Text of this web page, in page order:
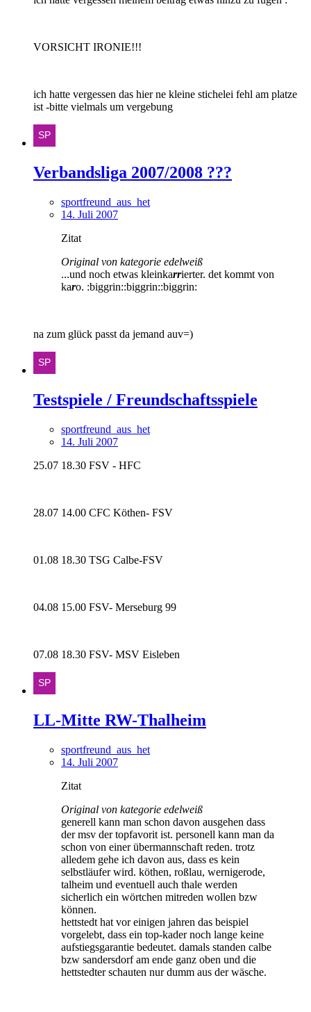
VORSICHT IRONIE!!!
ich hatte vergessen das hier ne kleine stichelei fehl am platze
ist -bitte vielmals um vergebung
Verbandsliga 2007/2008 ???
sportfreund_aus_het
14. Juli 2007
Zitat
Original von kategorie edelweiß
...und noch etwas kleinkarrierter. det kommt von
karo. :biggrin::biggrin::biggrin:
na zum glück passt da jemand auv=)
Testspiele / Freundschaftsspiele
sportfreund_aus_het
14. Juli 2007
25.07 18.30 FSV - HFC
28.07 14.00 CFC Köthen- FSV
01.08 18.30 TSG Calbe-FSV
04.08 15.00 FSV- Merseburg 99
07.08 18.30 FSV- MSV Eisleben
LL-Mitte RW-Thalheim
sportfreund_aus_het
14. Juli 2007
Zitat
Original von kategorie edelweiß
generell kann man schon davon ausgehen dass
der msv der topfavorit ist. personell kann man da
schon von einer übermannschaft reden. trotz
alledem gehe ich davon aus, dass es kein
selbstläufer wird. köthen, roßlau, wernigerode,
talheim und eventuell auch thale werden
sicherlich ein wörtchen mitreden wollen bzw
können.
hettstedt hat vor einigen jahren das beispiel
vorgelebt, dass ein top-kader noch lange keine
aufstiegsgarantie bedeutet. damals standen calbe
bzw sandersdorf am ende ganz oben und die
hettstedter schauten nur dumm aus der wäsche.